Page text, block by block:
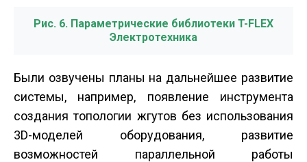
Рис. 6. Параметрические библиотеки T-FLEX
Электротехника
Были озвучены планы на дальнейшее развитие
системы, например, появление инструмента
создания топологии жгутов без использования
3D-моделей оборудования, развитие
возможностей параллельной работы